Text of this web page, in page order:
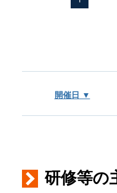
開催日 ▼
研修等の